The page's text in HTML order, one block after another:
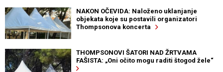
NAKON OČEVIDA: Naloženo uklanjanje
objekata koje su postavili organizatori
Thompsonova koncerta
THOMPSONOVI ŠATORI NAD ŽRTVAMA
FAŠISTA: „Oni očito mogu raditi štogod žele“